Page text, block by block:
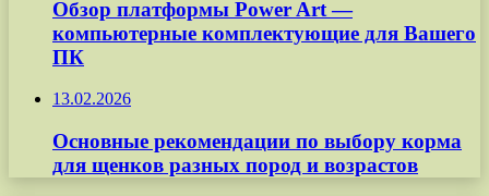
Обзор платформы Power Art —
компьютерные комплектующие для Вашего
ПК
13.02.2026
Основные рекомендации по выбору корма
для щенков разных пород и возрастов